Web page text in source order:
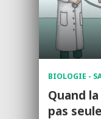
BIOLOGIE -
Quand
pas seule